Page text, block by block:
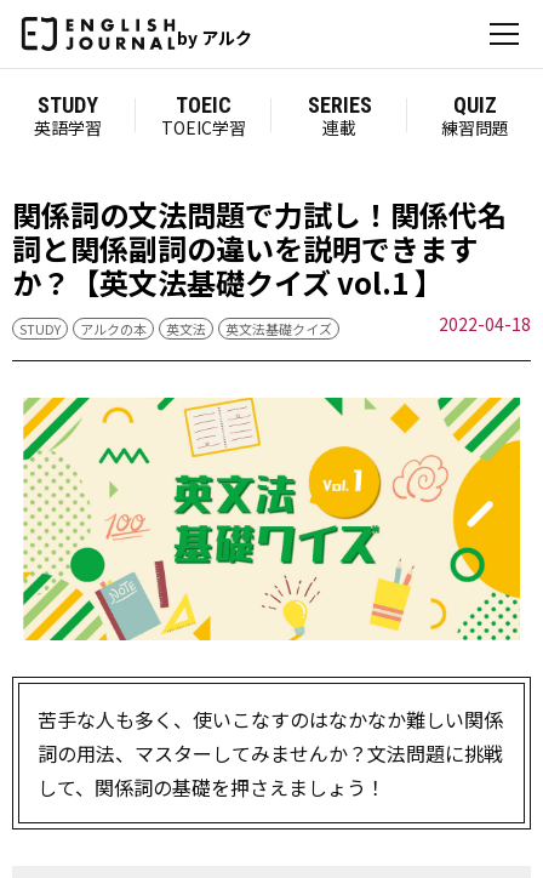
by アルク
STUDY
英語学習
TOEIC
TOEIC学習
SERIES
連載
QUIZ
練習問題
関係詞の文法問題で力試し！関係代名
詞と関係副詞の違いを説明できます
か？【英文法基礎クイズ vol.1 】
STUDY アルクの本 英文法 英文法基礎クイズ 2022-04-18
苦手な人も多く、使いこなすのはなかなか難しい関係
詞の用法、マスターしてみませんか？文法問題に挑戦
して、関係詞の基礎を押さえましょう！